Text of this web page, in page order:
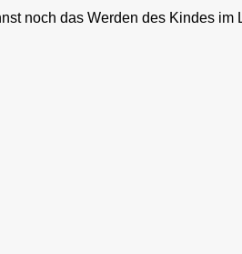
noch das Werden des Kindes